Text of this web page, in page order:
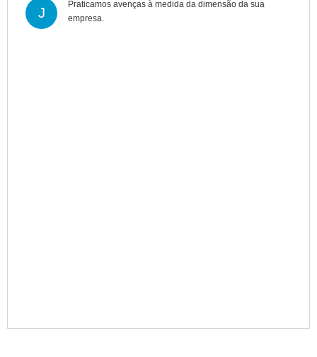
J
Praticamos avenças à medida da dimensão da sua
empresa.